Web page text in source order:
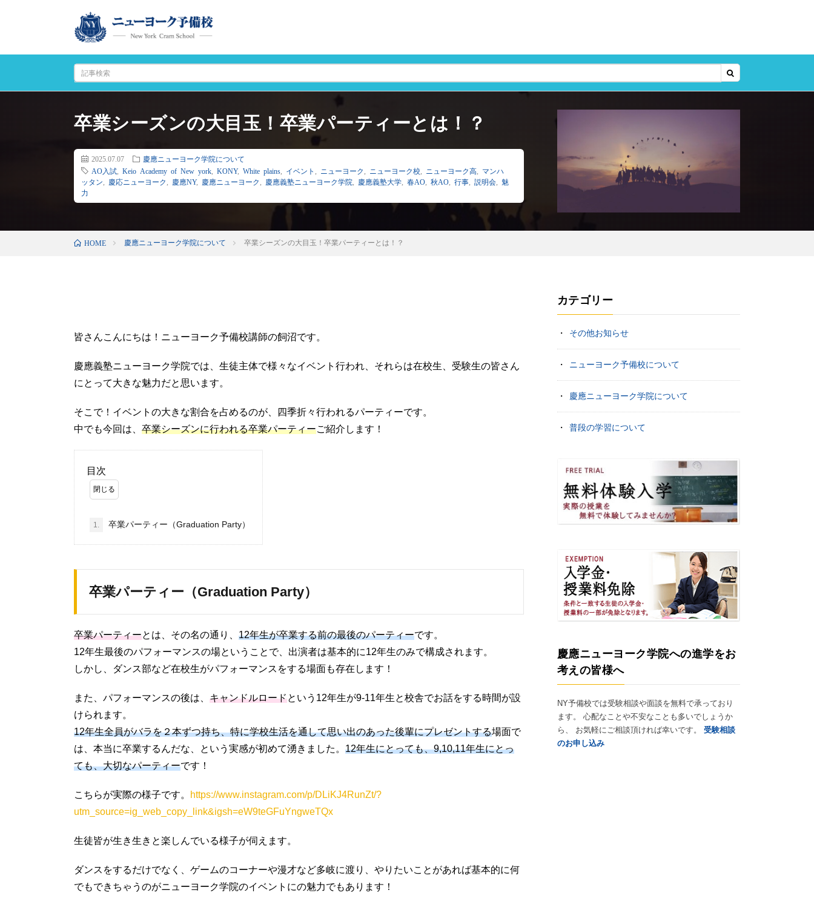
卒業シーズンの大目玉！卒業パーティーとは！？
2025.07.07
慶應ニューヨーク学院について
AO入試
Keio Academy of New york KONY, White plains イベント ニューヨーク ニューヨーク校 ニューヨーク高
マンハ
ッタン
慶応ニューヨーク 慶應NY, 慶應ニューヨーク 慶應義塾ニューヨーク学院 慶應義塾大学 春AO 秋AO 行事 説明会
魅
力
HOME 慶應ニューヨーク学院について 卒業シーズンの大目玉！卒業パーティーとは！？
皆さんこんにちは！ニューヨーク予備校講師の飼沼です。
慶應義塾ニューヨーク学院では、生徒主体で様々なイベント行われ、それらは在校生、受験生の皆さん
にとって大きな魅力だと思います。
そこで！イベントの大きな割合を占めるのが、四季折々行われるパーティーです。
中でも今回は、 卒業シーズンに行われる卒業パーティーご紹介します！
目次
1. 卒業パーティー（Graduation Party）
卒業パーティー（Graduation Party）
卒業パーティーとは、その名の通り、 12年生が卒業する前の最後のパーティーです。
12年生最後のパフォーマンスの場ということで、出演者は基本的に12年生のみで構成されます。
しかし、ダンス部など在校生がパフォーマンスをする場面も存在します！
また、パフォーマンスの後は、 キャンドルロードという12年生が9-11年生と校舎でお話をする時間が設
けられます。
12年生全員がバラを２本ずつ持ち、特に学校生活を通して思い出のあった後輩にプレゼントする場面で
は、本当に卒業するんだな、という実感が初めて湧きました。 12年生にとっても、9,10,11年生にとっ
ても、大切なパーティーです！
こちらが実際の様子です。
https://www.instagram.com/p/DLiKJ4RunZt/?
utm_source=ig_web_copy_link&igsh=eW9teGFuYngweTQx
生徒皆が生き生きと楽しんでいる様子が伺えます。
ダンスをするだけでなく、ゲームのコーナーや漫才など多岐に渡り、やりたいことがあれば基本的に何
でもできちゃうのがニューヨーク学院のイベントにの魅力でもあります！
カテゴリー
その他お知らせ
ニューヨーク予備校について
慶應ニューヨーク学院について
普段の学習について
慶應ニューヨーク学院への進学をお
考えの皆様へ
NY予備校では受験相談や面談を無料で承っており
ます。 心配なことや不安なことも多いでしょうか
ら、 お気軽にご相談頂ければ幸いです。 受験相談
のお申し込み